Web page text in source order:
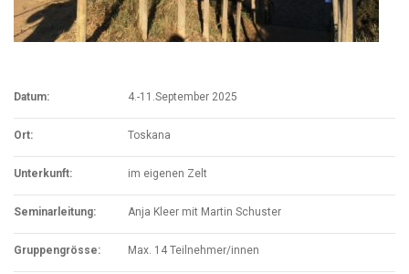
Datum: 4.-11.September 2025
Ort: Toskana
Unterkunft: im eigenen Zelt
Seminarleitung: Anja Kleer mit Martin Schuster
Gruppengrösse: Max. 14 Teilnehmer/innen